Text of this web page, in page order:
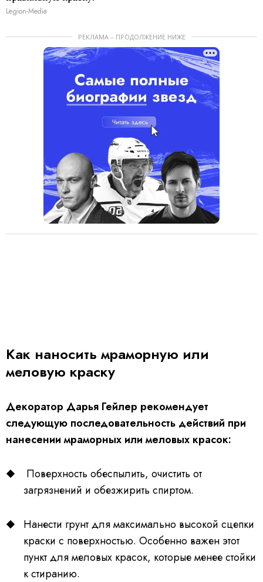
Legion-Media
РЕКЛАМА – ПРОДОЛЖЕНИЕ НИЖЕ
Как наносить мраморную или
меловую краску
Декоратор Дарья Гейлер рекомендует
следующую последовательность действий при
нанесении мраморных или меловых красок:
Поверхность обеспылить, очистить от
загрязнений и обезжирить спиртом.
Нанести грунт для максимально высокой сцепки
краски с поверхностью. Особенно важен этот
пункт для меловых красок, которые менее стойки
к стиранию.